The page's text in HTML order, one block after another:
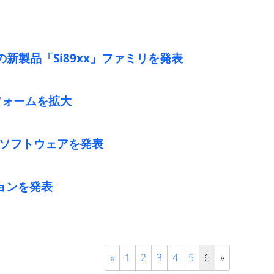
新製品「Si89xx」ファミリを発表
ームを拡大
フトウェアを発表
ンを発表
« 1 2 3 4 5 6 »